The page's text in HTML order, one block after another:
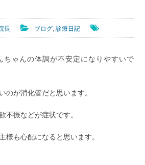
長 ブログ ,診療日記
ちゃんの体調が不安定になりやすいで
のが消化管だと思います。
振などが症状です。
様も心配になると思います。